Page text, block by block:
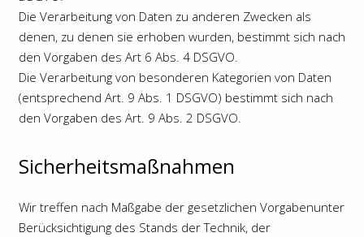
Die Verarbeitung von Daten zu anderen Zwecken als
denen, zu denen sie erhoben wurden, bestimmt sich nach
den Vorgaben des Art 6 Abs. 4 DSGVO.
Die Verarbeitung von besonderen Kategorien von Daten
(entsprechend Art. 9 Abs. 1 DSGVO) bestimmt sich nach
den Vorgaben des Art. 9 Abs. 2 DSGVO.
Sicherheitsmaßnahmen
Wir treffen nach Maßgabe der gesetzlichen Vorgabenunter
Berücksichtigung des Stands der Technik, der